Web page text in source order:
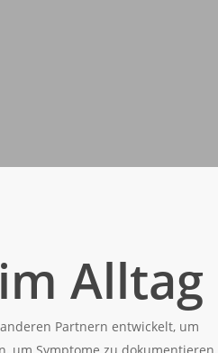
Alltag
Partnern entwickelt, um